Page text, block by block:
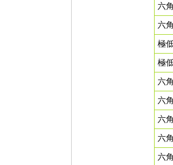
六
六
極
極
六
六
六
六
六